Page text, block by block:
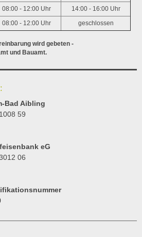
08:00 - 12:00 Uhr 14:00 - 16:00 Uhr
08:00 - 12:00 Uhr geschlossen
wird gebeten -
und Bauamt.
Bad Aibling
59
eG
06